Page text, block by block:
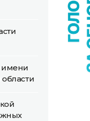
имени